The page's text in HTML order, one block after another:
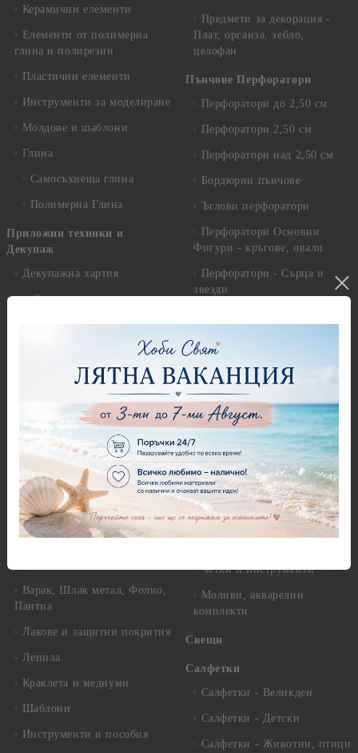
Керамични елементи
Елементи от полимерна
глина и полирезин
Пластични елементи
Инструменти за моделиране
Молдове и шаблони
Глина
Самосъхнеща глина
Полимерна Глина
Приложни техники и
Декупаж
Декупажна хартия
Оризова декупажна
Оризова декупажна хартия
А4 - Itd. Collection - 25-30
Фина оризова декупажна
хартия Stamperia - 21 х
29.см. - 28гр.
Декупажна хартия - Други
Антични пасти
Вакс пасти
Варак, Шлак метал, Фолио,
Пантна
Лакове и защитни покрития
Лепила
Краклета и медиуми
Шаблони
Инструменти и пособия
Предмети за декорация -
Плат, органза, зебло,
целофан
Пънчове Перфоратори
Перфоратори до 2,50 см
Перфоратори 2,50 см
Перфоратори над 2,50 см
Бордюрни пънчове
Ъглови перфоратори
Перфоратори Основни
Фигури - кръгове, овали
Перфоратори - Сърца и
звезди
Перфоратори - Детски
Перфоратори - Животни
Перфоратори - Коледни и
Зимни
Рисуване
Грунд и почистващи
разтвори
Платна за рисуване
Четки и инструменти
Моливи, акварелни
комплекти
Свещи
Салфетки
Салфетки - Великден
Салфетки - Детски
Салфетки - Животни, птици